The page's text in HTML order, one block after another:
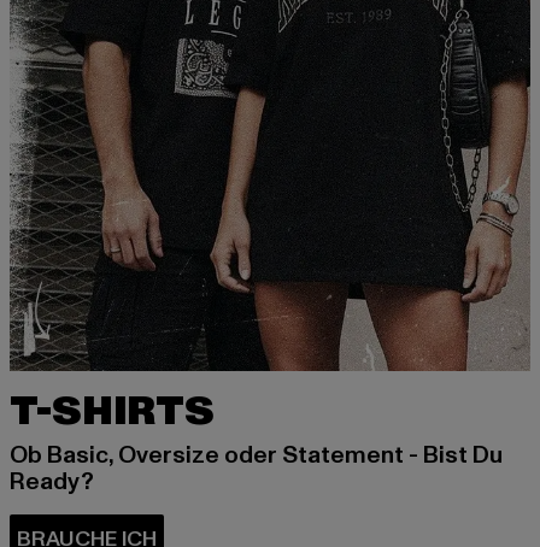
T-SHIRTS
Ob Basic, Oversize oder Statement - Bist Du
Ready?